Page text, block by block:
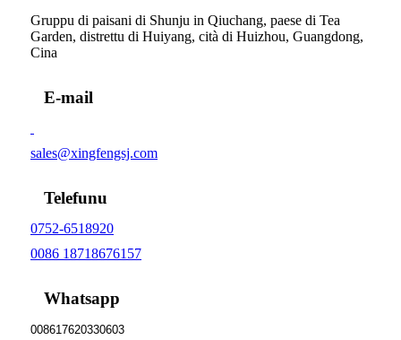
Gruppu di paisani di Shunju in Qiuchang, paese di Tea
Garden, distrettu di Huiyang, cità di Huizhou, Guangdong,
Cina
E-mail
sales@xingfengsj.com
Telefunu
0752-6518920
0086 18718676157
Whatsapp
008617620330603